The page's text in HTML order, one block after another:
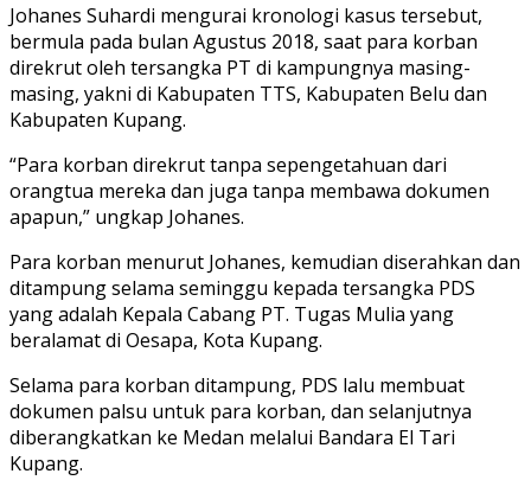
Johanes Suhardi mengurai kronologi kasus tersebut,
bermula pada bulan Agustus 2018, saat para korban
direkrut oleh tersangka PT di kampungnya masing-
masing, yakni di Kabupaten TTS, Kabupaten Belu dan
Kabupaten Kupang.
“Para korban direkrut tanpa sepengetahuan dari
orangtua mereka dan juga tanpa membawa dokumen
apapun,” ungkap Johanes.
Para korban menurut Johanes, kemudian diserahkan dan
ditampung selama seminggu kepada tersangka PDS
yang adalah Kepala Cabang PT. Tugas Mulia yang
beralamat di Oesapa, Kota Kupang.
Selama para korban ditampung, PDS lalu membuat
dokumen palsu untuk para korban, dan selanjutnya
diberangkatkan ke Medan melalui Bandara El Tari
Kupang.